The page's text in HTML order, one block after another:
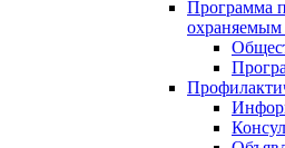
Программа
охраняемым